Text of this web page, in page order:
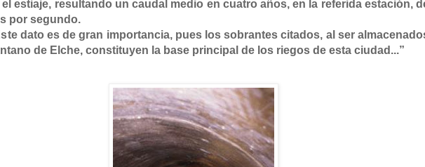
estiaje, resultando un caudal medio en cuatro años, en la referida estación,
por segundo.
es de gran importancia, pues los sobrantes citados, al ser
de Elche, constituyen la base principal de los riegos de esta ciudad...”